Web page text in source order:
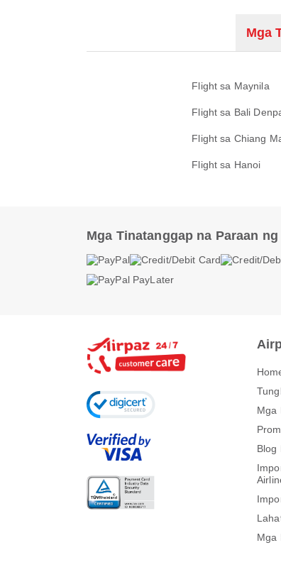
Mga
Flight sa Maynila
Flight sa Bali
Flight sa Chiang
Flight sa Hanoi
Mga Tinatanggap na Paraan ng
Mga
Blog
Mga